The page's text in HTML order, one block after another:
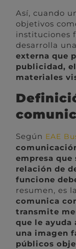
Así, cuando
objetivos
instituciones
desarrolla
externa que
publicidad,
materiales
Según EAE
empresa que
relación de
funcione
resumen, es
comunica
transmite
que le ayuda
una imagen
públicos